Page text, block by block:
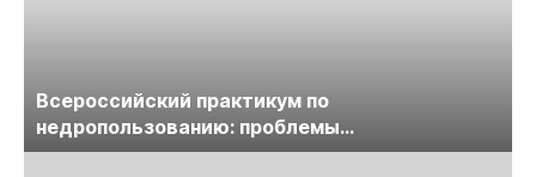
Всероссийский практикум по
недропользованию: проблемы
лицензирования, цифровизации, экспертизы